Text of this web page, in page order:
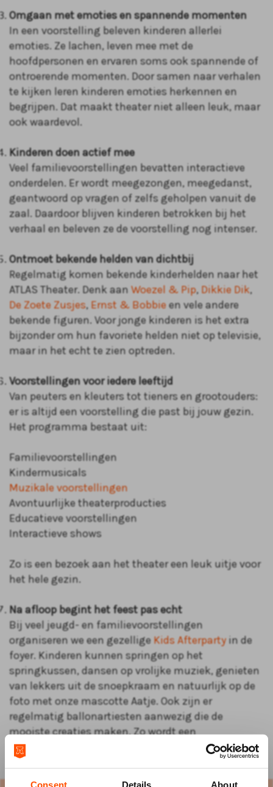
Consent Details About
Omgaan met emoties en spannende momenten
In een voorstelling beleven kinderen allerlei
emoties. Ze lachen, leven mee met de
hoofdpersonen en ervaren soms ook spannende of
ontroerende momenten. Door samen naar verhalen
te kijken leren kinderen emoties herkennen en
begrijpen. Dat maakt theater niet alleen leuk, maar
ook waardevol.
Kinderen doen actief mee
Veel familievoorstellingen bevatten interactieve
onderdelen. Er wordt meegezongen, meegedanst,
geantwoord op vragen of zelfs geholpen vanuit de
zaal. Daardoor blijven kinderen betrokken bij het
verhaal en beleven ze de voorstelling nog intenser.
Ontmoet bekende helden van dichtbij
Regelmatig komen bekende kinderhelden naar het
ATLAS Theater. Denk aanWoezel & Pip,Dikkie Dik,
De Zoete Zusjes,Ernst & Bobbieen vele andere
bekende figuren. Voor jonge kinderen is het extra
bijzonder om hun favoriete helden niet op televisie,
maar in het echt te zien optreden.
Voorstellingen voor iedere leeftijd
Van peuters en kleuters tot tieners en grootouders:
er is altijd een voorstelling die past bij jouw gezin.
Het programma bestaat uit:
Familievoorstellingen
Kindermusicals
Muzikale voorstellingen
Avontuurlijke theaterproducties
Educatieve voorstellingen
Interactieve shows
Zo is een bezoek aan het theater een leuk uitje voor
het hele gezin.
Na afloop begint het feest pas echt
Bij veel jeugd- en familievoorstellingen
organiseren we een gezelligeKids Afterpartyin de
foyer. Kinderen kunnen springen op het
springkussen, dansen op vrolijke muziek, genieten
van lekkers uit de snoepkraam en natuurlijk op de
foto met onze mascotte Aatje. Ook zijn er
regelmatig ballonartiesten aanwezig die de
mooiste creaties maken. Zo wordt een
theaterbezoek een compleet dagje uit voor het hele
gezin.